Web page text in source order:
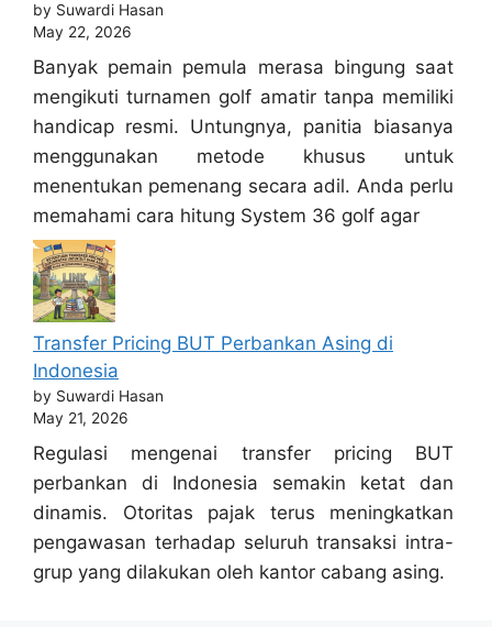
by Suwardi Hasan
May 22, 2026
Banyak pemain pemula merasa bingung saat
mengikuti turnamen golf amatir tanpa memiliki
handicap resmi. Untungnya, panitia biasanya
menggunakan metode khusus untuk
menentukan pemenang secara adil. Anda perlu
memahami cara hitung System 36 golf agar
Transfer Pricing BUT Perbankan Asing di
Indonesia
by Suwardi Hasan
May 21, 2026
Regulasi mengenai transfer pricing BUT
perbankan di Indonesia semakin ketat dan
dinamis. Otoritas pajak terus meningkatkan
pengawasan terhadap seluruh transaksi intra-
grup yang dilakukan oleh kantor cabang asing.